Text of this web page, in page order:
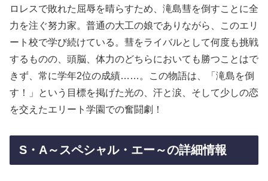
ロレスで敗れた屈辱を晴らすため、滝島彗を倒すことに全
力を注ぐ努力家。普通の大工の娘でありながら、このエリ
ート校で学び続けている。彗をライバルとして何度も挑戦
するものの、頭脳、体力のどちらにおいても勝つことはで
きず、常に学年2位の成績……。この物語は、「滝島を倒
す！」という目標を掲げた光の、汗と涙、そして少しの恋
を交えたエリート学園での奮闘劇！
S・A～スペシャル・エー～の詳細情報